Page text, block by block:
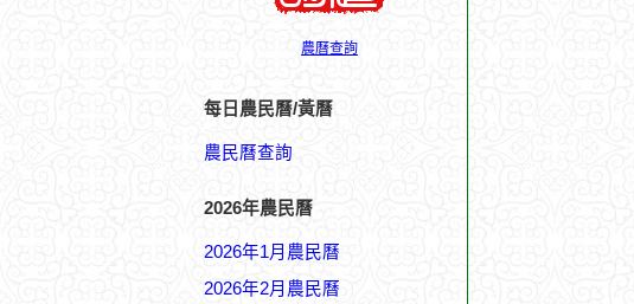
農曆查詢
每日農民曆/黃曆
農民曆查詢
2026年農民曆
2026年1月農民曆
2026年2月農民曆